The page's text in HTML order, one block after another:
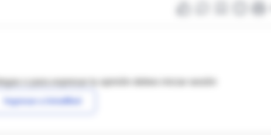
o para expresar tu opinión debes iniciar sesión
Ingresar a IntraMed